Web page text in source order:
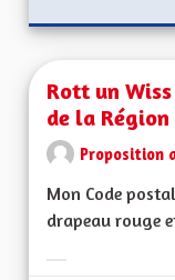
Rott un
de la
Proposition
Mon Code
drapeau rouge